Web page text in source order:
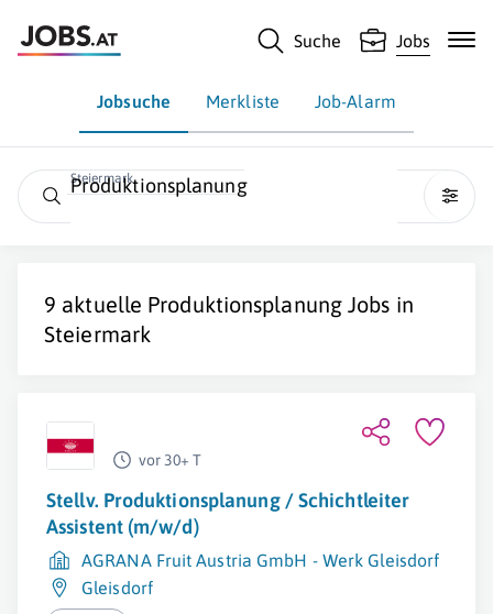
Suche Jobs
Jobsuche Merkliste Job-Alarm
Steiermark
Produktionsplanung
9 aktuelle ProduktionsplanungJobs in
Steiermark
vor 30+ T
Stellv. Produktionsplanung / Schichtleiter
Assistent (m/w/d)
AGRANA Fruit Austria GmbH - Werk Gleisdorf
Gleisdorf